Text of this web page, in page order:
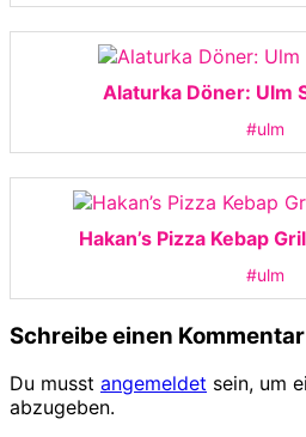
Alaturka Döner: Ulm
#ulm
Hakan’s Pizza Kebap
#ulm
Schreibe einen Kommentar
Du musst angemeldet sein, um
abzugeben.